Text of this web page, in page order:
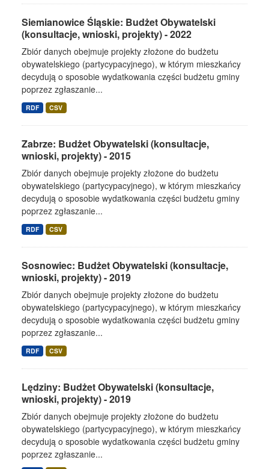
Siemianowice Śląskie: Budżet Obywatelski
(konsultacje, wnioski, projekty) - 2022
Zbiór danych obejmuje projekty złożone do budżetu
obywatelskiego (partycypacyjnego), w którym mieszkańcy
decydują o sposobie wydatkowania części budżetu gminy
poprzez zgłaszanie...
RDF CSV
Zabrze: Budżet Obywatelski (konsultacje,
wnioski, projekty) - 2015
Zbiór danych obejmuje projekty złożone do budżetu
obywatelskiego (partycypacyjnego), w którym mieszkańcy
decydują o sposobie wydatkowania części budżetu gminy
poprzez zgłaszanie...
RDF CSV
Sosnowiec: Budżet Obywatelski (konsultacje,
wnioski, projekty) - 2019
Zbiór danych obejmuje projekty złożone do budżetu
obywatelskiego (partycypacyjnego), w którym mieszkańcy
decydują o sposobie wydatkowania części budżetu gminy
poprzez zgłaszanie...
RDF CSV
Lędziny: Budżet Obywatelski (konsultacje,
wnioski, projekty) - 2019
Zbiór danych obejmuje projekty złożone do budżetu
obywatelskiego (partycypacyjnego), w którym mieszkańcy
decydują o sposobie wydatkowania części budżetu gminy
poprzez zgłaszanie...